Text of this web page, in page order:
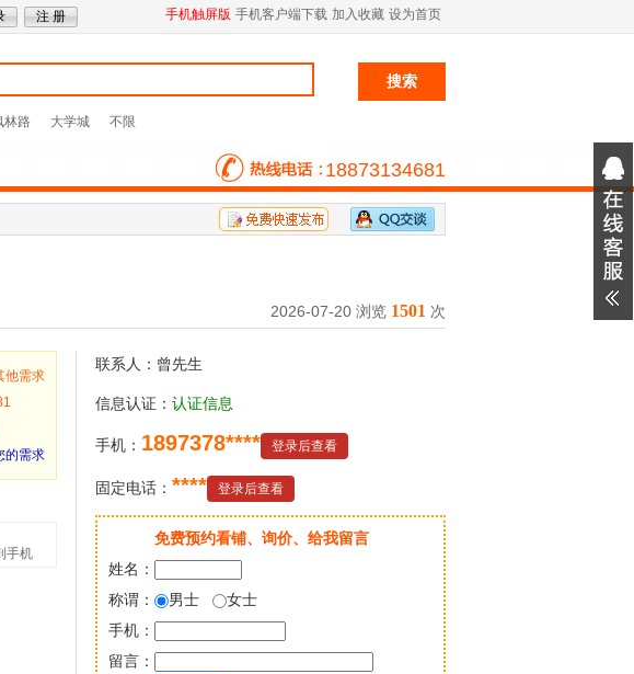
手机触屏版 手机客户端下载 加入收藏 设为首页
林路 大学城 不限
18873134681
2026-07-20 浏览 1501 次
他需求
的需求
手机
联系人：曾先生
信息认证： 认证信息
手机： 1897378**** 登录后查看
固定电话： **** 登录后查看
免费预约看铺、询价、给我留言
姓名：
称谓：
男士
女士
手机：
留言：